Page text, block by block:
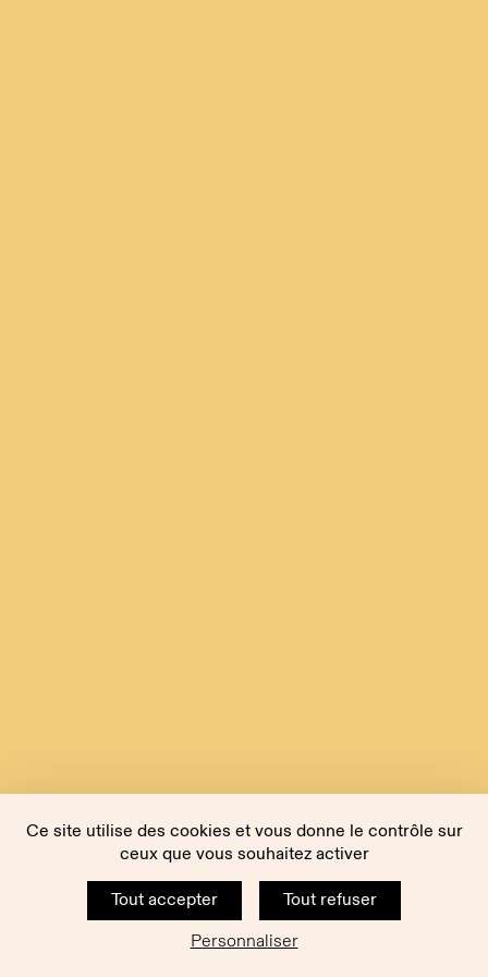
Ce site utilise des cookies et vous donne le contrôle sur
ceux que vous souhaitez activer
Tout accepter
Tout refuser
Personnaliser